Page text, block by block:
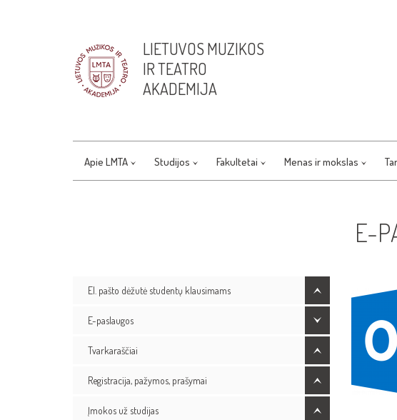
LIETUVOS MUZIKOS
IR TEATRO
AKADEMIJA
Apie LMTA Studijos Fakultetai Menas ir mokslas
E-
El. pašto dėžutė studentų klausimams
E-paslaugos
Tvarkaraščiai
Registracija, pažymos, prašymai
Įmokos už studijas